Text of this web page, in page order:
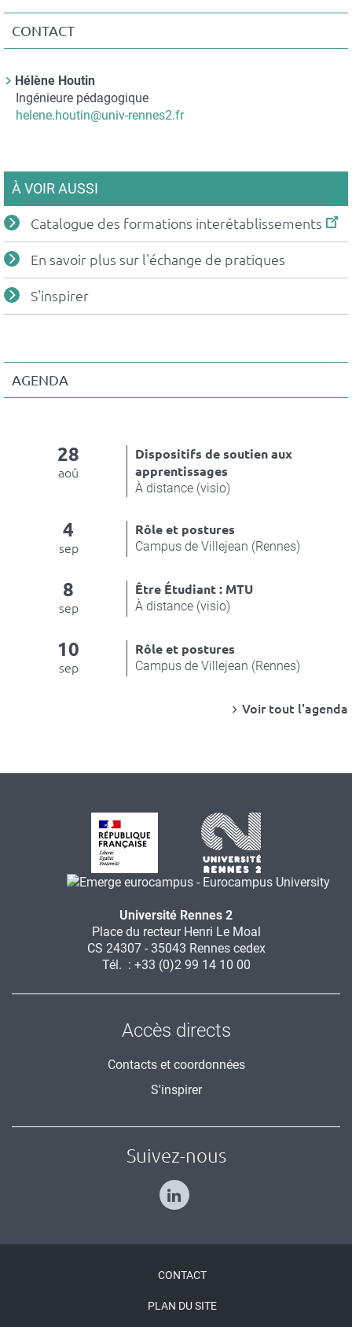
CONTACT
Nom
du
Hélène Houtin
Ingénieure pédagogique
Courriel
helene.houtin@univ-rennes2.fr
À VOIR AUSSI
Catalogue des formations interétablissements
En savoir plus sur l'échange de pratiques
S'inspirer
AGENDA
28
aoû
Dispositifs de soutien aux
apprentissages
À distance (visio)
4
sep
Rôle et postures
Campus de Villejean (Rennes)
8
sep
Être Étudiant : MTU
À distance (visio)
10
sep
Rôle et postures
Campus de Villejean (Rennes)
Voir tout l'agenda
Université Rennes 2
Place du recteur Henri Le Moal
CS 24307 - 35043 Rennes cedex
Tél. : +33 (0)2 99 14 10 00
Accès directs
Contacts et coordonnées
S'inspirer
Suivez-nous
CONTACT
PLAN DU SITE